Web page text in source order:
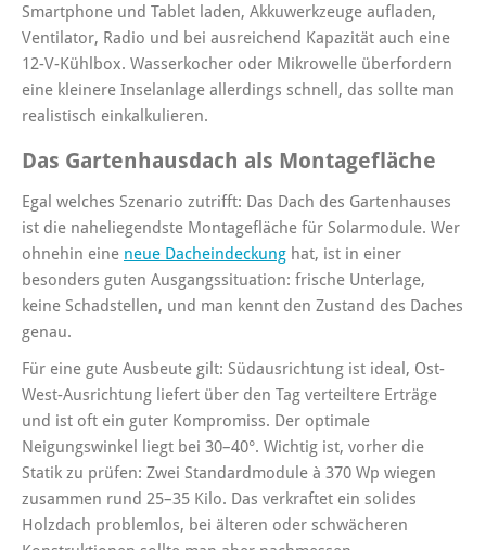
Smartphone und Tablet laden, Akkuwerkzeuge aufladen,
Ventilator, Radio und bei ausreichend Kapazität auch eine
12-V-Kühlbox. Wasserkocher oder Mikrowelle überfordern
eine kleinere Inselanlage allerdings schnell, das sollte man
realistisch einkalkulieren.
Das Gartenhausdach als Montagefläche
Egal welches Szenario zutrifft: Das Dach des Gartenhauses
ist die naheliegendste Montagefläche für Solarmodule. Wer
ohnehin eine neue Dacheindeckung hat, ist in einer
besonders guten Ausgangssituation: frische Unterlage,
keine Schadstellen, und man kennt den Zustand des Daches
genau.
Für eine gute Ausbeute gilt: Südausrichtung ist ideal, Ost-
West-Ausrichtung liefert über den Tag verteiltere Erträge
und ist oft ein guter Kompromiss. Der optimale
Neigungswinkel liegt bei 30–40°. Wichtig ist, vorher die
Statik zu prüfen: Zwei Standardmodule à 370 Wp wiegen
zusammen rund 25–35 Kilo. Das verkraftet ein solides
Holzdach problemlos, bei älteren oder schwächeren